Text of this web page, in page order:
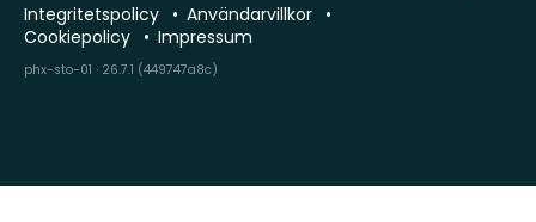
Integritetspolicy
Användarvillkor
Cookiepolicy
Impressum
phx-sto-01 · 26.7.1 (449747a8c)